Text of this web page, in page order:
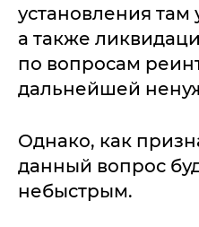
установления там
а также
по вопросам
дальнейшей
Однако, как
данный вопрос
небыстрым.